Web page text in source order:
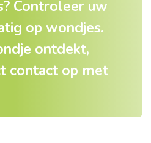
Controleer uw
op wondjes.
ontdekt,
contact op met